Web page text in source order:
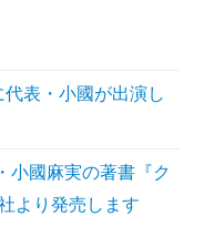
代表・小國が出演し
小國麻実の著書『ク
より発売します